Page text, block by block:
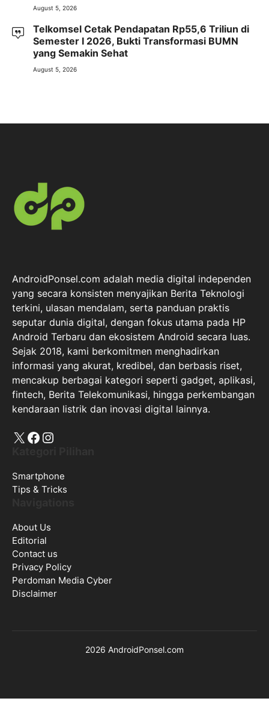
August 5, 2026
Telkomsel Cetak Pendapatan Rp55,6 Triliun di
Semester I 2026, Bukti Transformasi BUMN
yang Semakin Sehat
August 5, 2026
AndroidPonsel.com adalah media digital independen
yang secara konsisten menyajikan Berita Teknologi
terkini, ulasan mendalam, serta panduan praktis
seputar dunia digital, dengan fokus utama pada HP
Android Terbaru dan ekosistem Android secara luas.
Sejak 2018, kami berkomitmen menghadirkan
informasi yang akurat, kredibel, dan berbasis riset,
mencakup berbagai kategori seperti gadget, aplikasi,
fintech, Berita Telekomunikasi, hingga perkembangan
kendaraan listrik dan inovasi digital lainnya.
X Facebook
Instagram
Smartphone
Tips & Tricks
About Us
Editorial
Contact us
Privacy Policy
Perdoman Media Cyber
Disclaimer
2026 AndroidPonsel.com